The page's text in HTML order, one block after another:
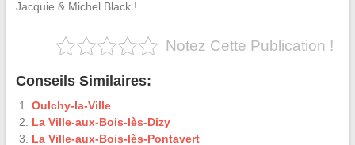
Jacquie & Michel Black !
Notez Cette Publication !
Conseils Similaires:
Oulchy-la-Ville
La Ville-aux-Bois-lès-Dizy
La Ville-aux-Bois-lès-Pontavert